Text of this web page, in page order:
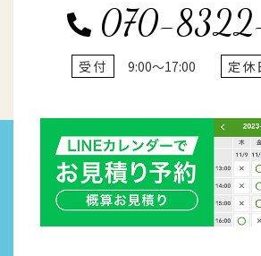
070-
受付 9:00～17:00 定休